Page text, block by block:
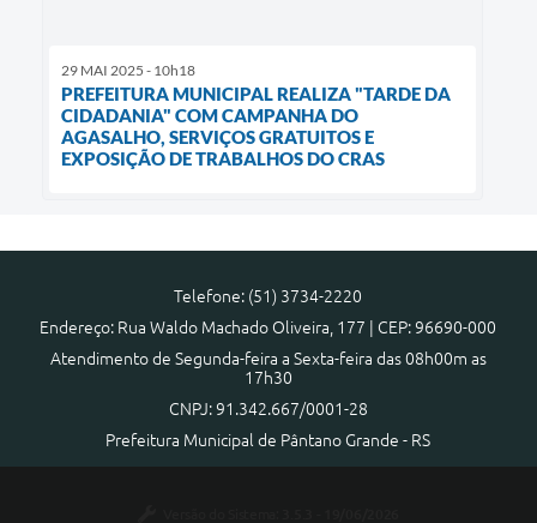
29 MAI 2025 - 10h18
PREFEITURA MUNICIPAL REALIZA "TARDE DA
CIDADANIA" COM CAMPANHA DO
AGASALHO, SERVIÇOS GRATUITOS E
EXPOSIÇÃO DE TRABALHOS DO CRAS
Telefone: (51) 3734-2220
Endereço: Rua Waldo Machado Oliveira, 177 | CEP: 96690-000
Atendimento de Segunda-feira a Sexta-feira das 08h00m as
17h30
CNPJ: 91.342.667/0001-28
Prefeitura Municipal de Pântano Grande - RS